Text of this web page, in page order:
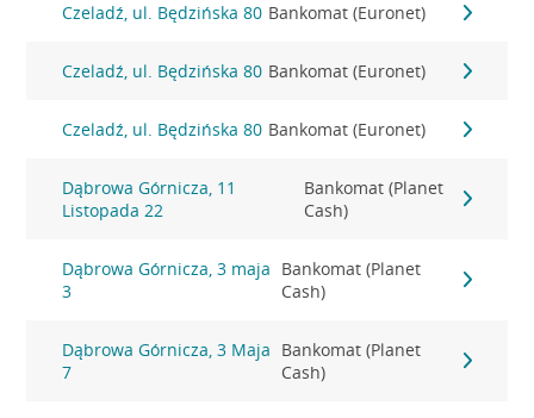
Czeladź, ul. Będzińska 80 Bankomat (Euronet)
Czeladź, ul. Będzińska 80 Bankomat (Euronet)
Czeladź, ul. Będzińska 80 Bankomat (Euronet)
Dąbrowa Górnicza, 11
Listopada 22
Bankomat (Planet
Cash)
Dąbrowa Górnicza, 3 maja
3
Bankomat (Planet
Cash)
Dąbrowa Górnicza, 3 Maja
7
Bankomat (Planet
Cash)